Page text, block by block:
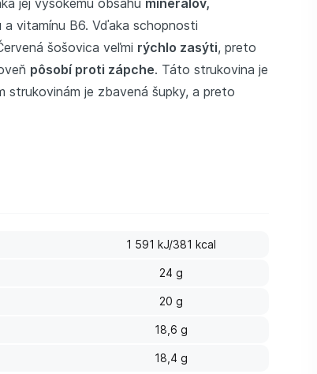
vitamínu B6. Vďaka schopnosti
šošovica veľmi rýchlo zasýti, preto
pôsobí proti zápche. Táto strukovina je
je zbavená šupky, a preto
1 591 kJ/381 kcal
24 g
20 g
18,6 g
18,4 g